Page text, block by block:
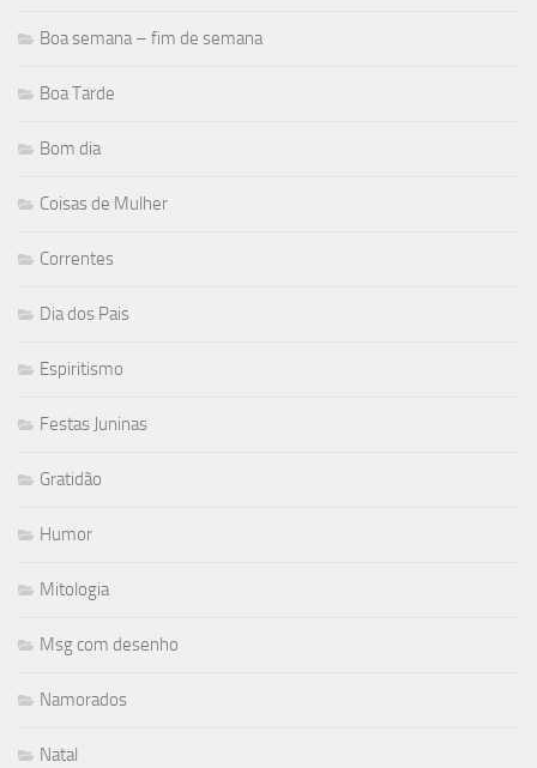
Boa semana – fim de semana
Boa Tarde
Bom dia
Coisas de Mulher
Correntes
Dia dos Pais
Espiritismo
Festas Juninas
Gratidão
Humor
Mitologia
Msg com desenho
Namorados
Natal